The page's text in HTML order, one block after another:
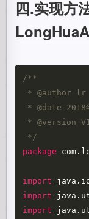
四.实现方
/**
*/
package
import
import
import